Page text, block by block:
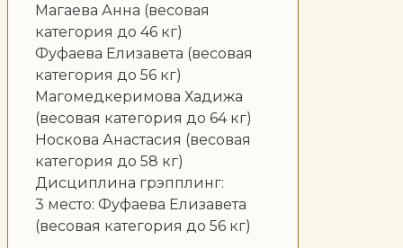
Магаева Анна (весовая
категория до 46 кг)
Фуфаева Елизавета (весовая
категория до 56 кг)
Магомедкеримова Хадижа
(весовая категория до 64 кг)
Носкова Анастасия (весовая
категория до 58 кг)
Дисциплина грэпплинг:
3 место: Фуфаева Елизавета
(весовая категория до 56 кг)